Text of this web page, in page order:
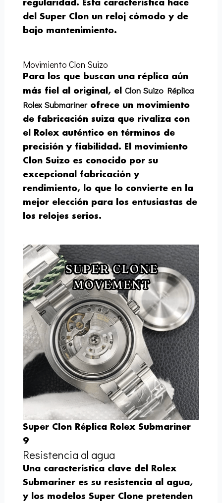
regularidad. Esta característica hace
del Super Clon un reloj cómodo y de
bajo mantenimiento.
Movimiento Clon Suizo
Para los que buscan una réplica aún
más fiel al original, elClon Suizo Réplica
Rolex Submarinerofrece un movimiento
de fabricación suiza que rivaliza con
el Rolex auténtico en términos de
precisión y fiabilidad. El movimiento
Clon Suizo es conocido por su
excepcional fabricación y
rendimiento, lo que lo convierte en la
mejor elección para los entusiastas de
los relojes serios.
Super Clon Réplica Rolex Submariner
9
Resistencia al agua
Una característica clave del Rolex
Submariner es su resistencia al agua,
y los modelos Super Clone pretenden